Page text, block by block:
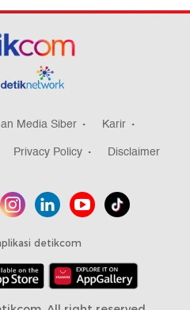
Media Siber
Karir
Privacy Policy Disclaimer
detikcom